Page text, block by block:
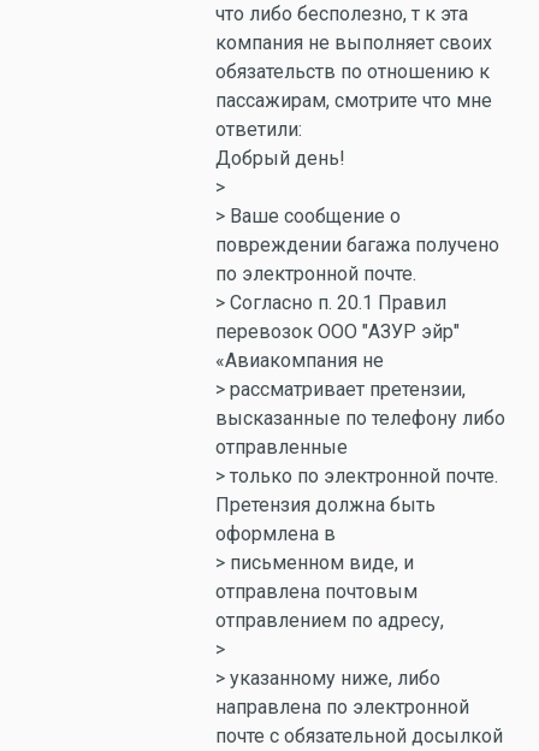
что либо бесполезно, т к эта
компания не выполняет своих
обязательств по отношению к
пассажирам, смотрите что мне
ответили:
Добрый день!
>
> Ваше сообщение о
повреждении багажа получено
по электронной почте.
> Согласно п. 20.1 Правил
перевозок ООО "АЗУР эйр"
«Авиакомпания не
> рассматривает претензии,
высказанные по телефону либо
отправленные
> только по электронной почте.
Претензия должна быть
оформлена в
> письменном виде, и
отправлена почтовым
отправлением по адресу,
>
> указанному ниже, либо
направлена по электронной
почте с обязательной досылкой